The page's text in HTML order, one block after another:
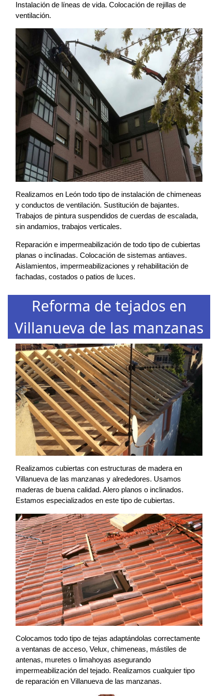
Instalación de líneas de vida. Colocación de rejillas de
ventilación.
Realizamos en León todo tipo de instalación de chimeneas
y conductos de ventilación. Sustitución de bajantes.
Trabajos de pintura suspendidos de cuerdas de escalada,
sin andamios, trabajos verticales.
Reparación e impermeabilización de todo tipo de cubiertas
planas o inclinadas. Colocación de sistemas antiaves.
Aislamientos, impermeabilizaciones y rehabilitación de
fachadas, costados o patios de luces.
Reforma de tejados en
Villanueva de las manzanas
Realizamos cubiertas con estructuras de madera en
Villanueva de las manzanas y alrededores. Usamos
maderas de buena calidad. Alero planos o inclinados.
Estamos especializados en este tipo de cubiertas.
Colocamos todo tipo de tejas adaptándolas correctamente
a ventanas de acceso, Velux, chimeneas, mástiles de
antenas, muretes o limahoyas asegurando
impermeabilización del tejado. Realizamos cualquier tipo
de reparación en Villanueva de las manzanas.